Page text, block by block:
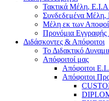
Τακτικά Μέλη,
Συνδεδεμένα Μέλη,
Μέλη εκ των
Προνόμια
Διδάσκοντες & Απόφοιτοι
Το Διδακτικό
Απόφοιτοί μας
Απόφοιτοι
Απόφοιτοι